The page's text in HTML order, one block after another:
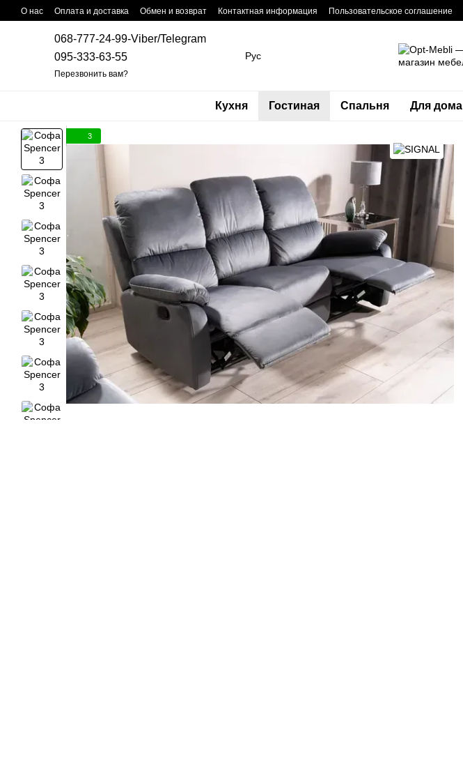
Перейти к основному контенту
О нас Оплата и доставка Обмен и возврат Контактная информация Пользовательское соглашение
068-777-24-99-Viber/Telegram
095-333-63-55
Перезвонить вам?
Рус
Кухня Гостиная Спальня Для дома
3